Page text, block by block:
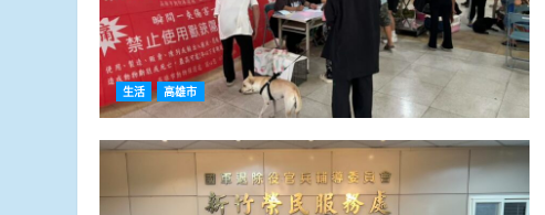
生活 高雄市